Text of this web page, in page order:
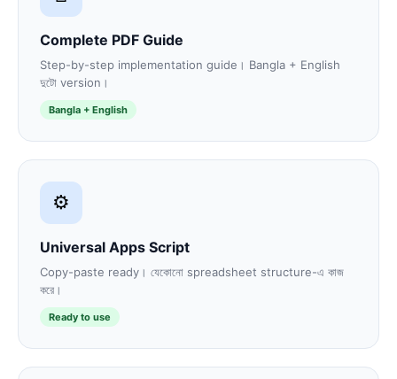
Complete PDF Guide
Step-by-step implementation guide। Bangla + English
দুটো version।
Bangla + English
⚙️
Universal Apps Script
Copy-paste ready। যেকোনো spreadsheet structure-এ কাজ
করে।
Ready to use